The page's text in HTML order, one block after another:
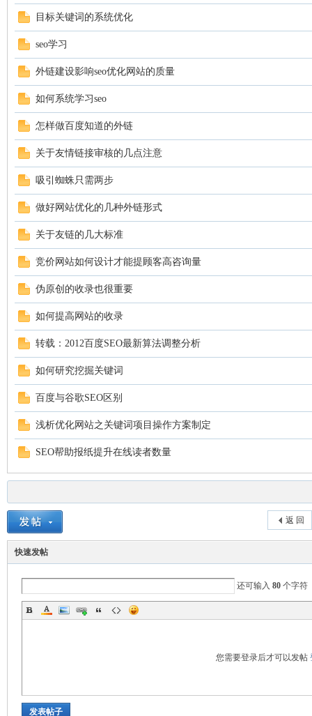
目标关键词的系统优化
seo学习
外链建设影响seo优化网站的质量
如何系统学习seo
怎样做百度知道的外链
关于友情链接审核的几点注意
吸引蜘蛛只需两步
做好网站优化的几种外链形式
关于友链的几大标准
竞价网站如何设计才能提顾客高咨询量
伪原创的收录也很重要
如何提高网站的收录
转载：2012百度SEO最新算法调整分析
如何研究挖掘关键词
百度与谷歌SEO区别
浅析优化网站之关键词项目操作方案制定
SEO帮助报纸提升在线读者数量
返 回
快速发帖
还可输入 80 个字符
您需要登录后才可以发帖
发表帖子